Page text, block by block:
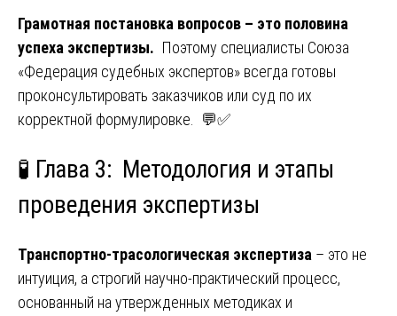
Грамотная постановка вопросов – это половина
успеха экспертизы. Поэтому специалисты Союза
«Федерация судебных экспертов» всегда готовы
проконсультировать заказчиков или суд по их
корректной формулировке. 💬✅
🧪 Глава 3: Методология и этапы
проведения экспертизы
Транспортно-трасологическая экспертиза – это не
интуиция, а строгий научно-практический процесс,
основанный на утвержденных методиках и